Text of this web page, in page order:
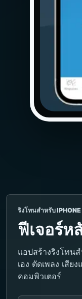
ริงโทนสำหรับ IPHONE
ฟีเจอร์ห
แอปสร้างริงโทน
เอง ตัดเพลง เสีย
คอมพิวเตอร์